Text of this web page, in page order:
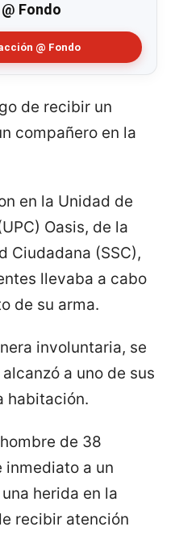
Fondo
@ Fondo
de recibir un
compañero en la
en la Unidad de
Oasis, de la
Ciudadana (SSC),
llevaba a cabo
de su arma.
involuntaria, se
a uno de sus
habitación.
de 38
inmediato a un
herida en la
recibir atención